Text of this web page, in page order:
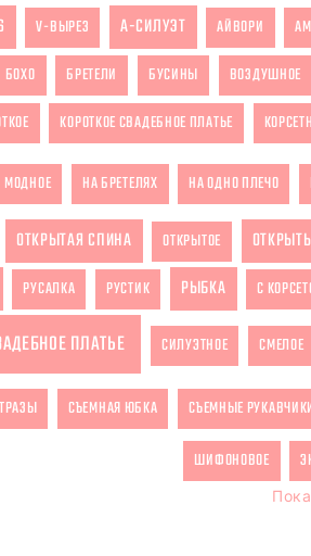
V-ВЫРЕЗ А-СИЛУЭТ АЙВОРИ
БОХО БРЕТЕЛИ БУСИНЫ ВОЗДУШНОЕ
КОРОТКОЕ СВАДЕБНОЕ ПЛАТЬЕ
МОДНОЕ НА БРЕТЕЛЯХ НА ОДНО ПЛЕЧО
ОТКРЫТАЯ СПИНА ОТКРЫТОЕ
РУСАЛКА РУСТИК РЫБКА С
ПЛАТЬЕ СИЛУЭТНОЕ СМЕЛОЕ
СЪЕМНАЯ ЮБКА СЪЕМНЫЕ РУКАВЧИКИ
ШИФОНОВОЕ